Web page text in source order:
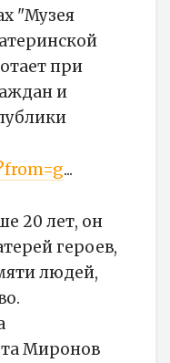
"Музея
при
и
...
20 лет, он
героев,
людей,
Миронов